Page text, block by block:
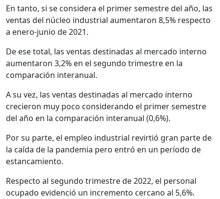
En tanto, si se considera el primer semestre del año, las
ventas del núcleo industrial aumentaron 8,5% respecto
a enero-junio de 2021.
De ese total, las ventas destinadas al mercado interno
aumentaron 3,2% en el segundo trimestre en la
comparación interanual.
A su vez, las ventas destinadas al mercado interno
crecieron muy poco considerando el primer semestre
del año en la comparación interanual (0,6%).
Por su parte, el empleo industrial revirtió gran parte de
la caída de la pandemia pero entró en un período de
estancamiento.
Respecto al segundo trimestre de 2022, el personal
ocupado evidenció un incremento cercano al 5,6%.